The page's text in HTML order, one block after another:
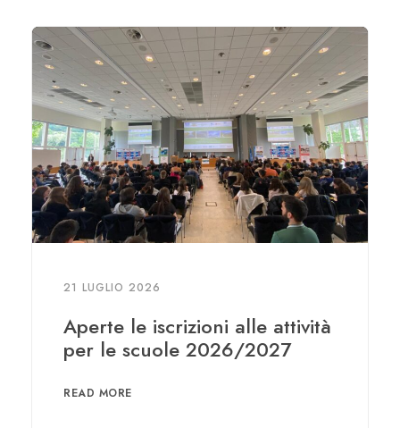
21 LUGLIO 2026
Aperte le iscrizioni alle attività
per le scuole 2026/2027
READ MORE